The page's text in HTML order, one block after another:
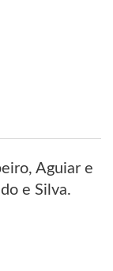
Aguiar e
e Silva.